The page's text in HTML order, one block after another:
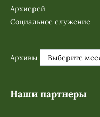
Архиерей
Социальное служение
Архивы
Наши партнеры